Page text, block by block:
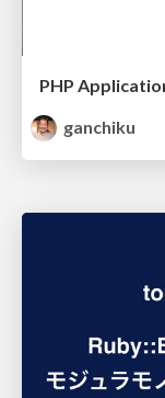
PHP
ganchiku